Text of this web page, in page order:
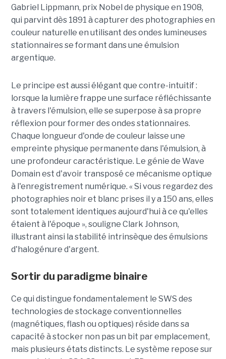
Gabriel Lippmann, prix Nobel de physique en 1908,
qui parvint dès 1891 à capturer des photographies en
couleur naturelle en utilisant des ondes lumineuses
stationnaires se formant dans une émulsion
argentique.
Le principe est aussi élégant que contre-intuitif :
lorsque la lumière frappe une surface réfléchissante
à travers l'émulsion, elle se superpose à sa propre
réflexion pour former des ondes stationnaires.
Chaque longueur d'onde de couleur laisse une
empreinte physique permanente dans l'émulsion, à
une profondeur caractéristique. Le génie de Wave
Domain est d'avoir transposé ce mécanisme optique
à l'enregistrement numérique. « Si vous regardez des
photographies noir et blanc prises il y a 150 ans, elles
sont totalement identiques aujourd'hui à ce qu'elles
étaient à l'époque », souligne Clark Johnson,
illustrant ainsi la stabilité intrinsèque des émulsions
d'halogénure d'argent.
Sortir du paradigme binaire
Ce qui distingue fondamentalement le SWS des
technologies de stockage conventionnelles
(magnétiques, flash ou optiques) réside dans sa
capacité à stocker non pas un bit par emplacement,
mais plusieurs états distincts. Le système repose sur